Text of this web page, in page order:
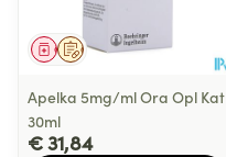
Op voorschrift
Geneesmiddel
Apelka 5mg/ml Ora Opl Kat
30ml
€ 31,84